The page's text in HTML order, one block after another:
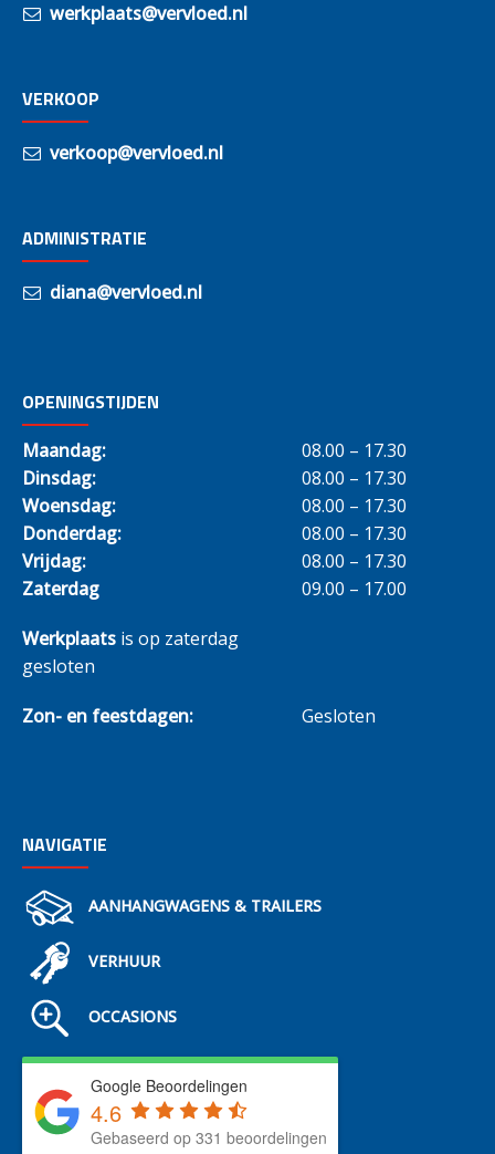
werkplaats@vervloed.nl
VERKOOP
verkoop@vervloed.nl
ADMINISTRATIE
diana@vervloed.nl
OPENINGSTIJDEN
Maandag:
08.00 – 17.30
Dinsdag:
08.00 – 17.30
Woensdag:
08.00 – 17.30
Donderdag:
08.00 – 17.30
Vrijdag:
08.00 – 17.30
Zaterdag
09.00 – 17.00
Werkplaats is op zaterdag
gesloten
Zon- en feestdagen: Gesloten
NAVIGATIE
AANHANGWAGENS & TRAILERS
VERHUUR
OCCASIONS
Google Beoordelingen
4.6
Gebaseerd op 331 beoordelingen